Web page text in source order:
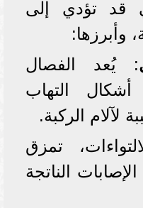
قد تؤدي إلى
وأبرزها:
: يُعد الفصال
التهاب
لآلام الركبة.
تمزق
الناتجة